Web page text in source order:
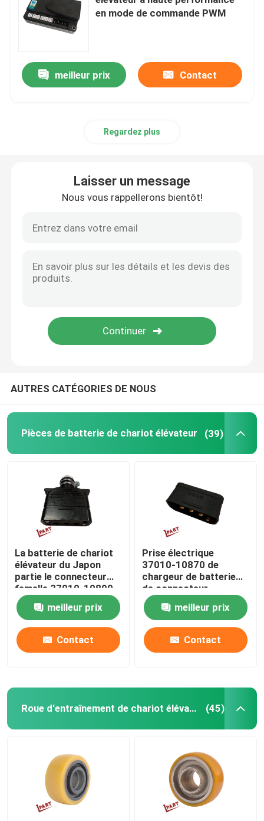
Roue d'entraînement de chariot élévateur
Contrôleur de moteur de chariot élévateur
Commutateur de chariot élévateur
Système de refroidissement de chariot élévateur
en mode de commande PWM
meilleur prix Contact
Regardez plus
Laisser un message
Nous vous rappellerons bientôt!
AUTRES CATÉGORIES DE NOUS
Pièces de batterie de chariot élévateur (39)
La batterie de chariot
élévateur du Japon
partie le connecteur
femelle 37010-10890
de prise
meilleur prix
Contact
Prise électrique
37010-10870 de
chargeur de batterie
de connecteur
d'alimentation de
chariot élévateur du
Japon
meilleur prix
Contact
Roue d'entraînement de chariot élévateur (45)